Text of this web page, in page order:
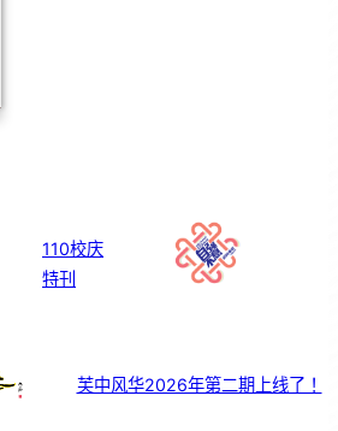
110校庆
特刊
芙中风华2026年第二期上线了！